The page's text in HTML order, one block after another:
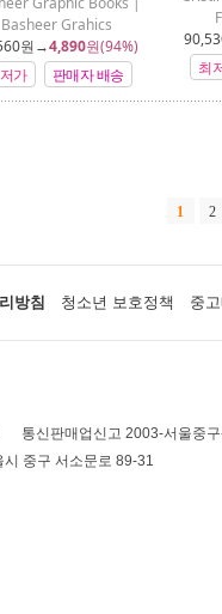
Basheer Grahics
원→4,890원(94%)
가
판매자 배송
최
1 2
방침 청소년 보호정책 중
통신판매업신고 2003-서울중
시 중구 서소문로 89-31